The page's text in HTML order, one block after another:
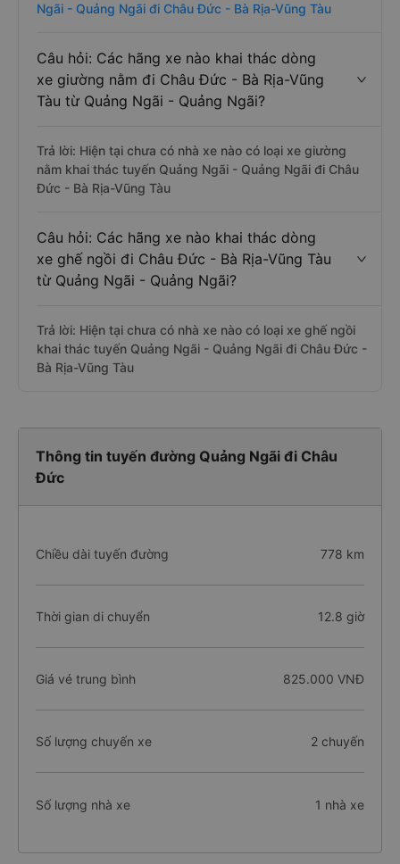
Ngãi - Quảng Ngãi đi Châu Đức - Bà Rịa-Vũng Tàu
Câu hỏi: Các hãng xe nào khai thác dòng
xe giường nằm đi Châu Đức - Bà Rịa-Vũng
Tàu từ Quảng Ngãi - Quảng Ngãi?
Trả lời: Hiện tại chưa có nhà xe nào có loại xe giường
nằm khai thác tuyến Quảng Ngãi - Quảng Ngãi đi Châu
Đức - Bà Rịa-Vũng Tàu
Câu hỏi: Các hãng xe nào khai thác dòng
xe ghế ngồi đi Châu Đức - Bà Rịa-Vũng Tàu
từ Quảng Ngãi - Quảng Ngãi?
Trả lời: Hiện tại chưa có nhà xe nào có loại xe ghế ngồi
khai thác tuyến Quảng Ngãi - Quảng Ngãi đi Châu Đức -
Bà Rịa-Vũng Tàu
Thông tin tuyến đường Quảng Ngãi đi Châu
Đức
Chiều dài tuyến đường 778 km
Thời gian di chuyển 12.8 giờ
Giá vé trung bình 825.000 VNĐ
Số lượng chuyến xe 2 chuyến
Số lượng nhà xe 1 nhà xe